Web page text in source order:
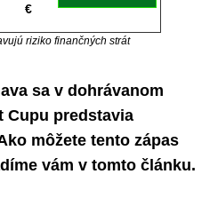
€
riziko finančných strát
sa v dohrávanom
Cupu predstavia
môžete tento zápas
vám v tomto článku.